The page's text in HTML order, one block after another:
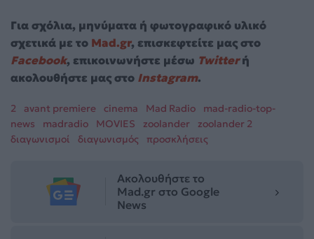
Για σχόλια, μηνύματα ή φωτογραφικό υλικό
σχετικά με το Mad.gr, επισκεφτείτε μας στο
Facebook, επικοινωνήστε μέσω Twitterή
ακολουθήστε μας στο Instagram.
2 avant premiere cinema Mad Radio
mad-radio-top-
news
madradio MOVIES zoolander
zoolander 2
διαγωνισμοί
διαγωνισμός προσκλήσεις
Ακολουθήστε το
Mad.gr στο Google
News